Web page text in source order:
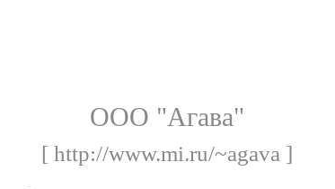
ООО "Агава"
[ http://www.mi.ru/~agava ]